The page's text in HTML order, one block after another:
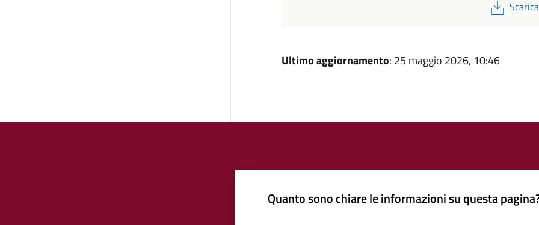
PDF
Scarica
Ultimo aggiornamento: 25 maggio 2026, 10:46
Quanto sono chiare le informazioni su questa